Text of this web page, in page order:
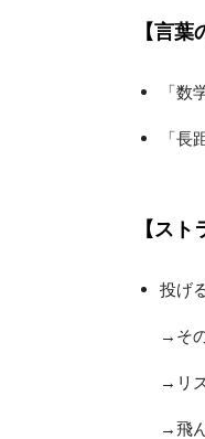
【言葉
「数
「長
【ス
投げ
→そ
→リ
→飛